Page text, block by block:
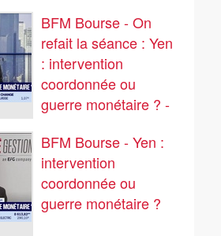
BFM Bourse - On
refait la séance : Yen
: intervention
coordonnée ou
guerre monétaire ? -
BFM Bourse - Yen :
intervention
coordonnée ou
guerre monétaire ?